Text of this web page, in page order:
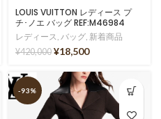
LOUIS VUITTON レディース プ
チ･ノエ バッグ REF:M46984
レディース, バッグ, 新着商品
¥420,000 ¥18,500
-93%